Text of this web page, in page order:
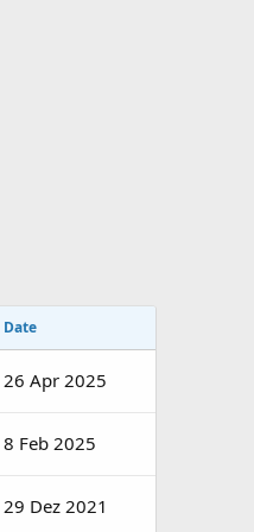
Date
26 Apr 2025
8 Feb 2025
29 Dez 2021